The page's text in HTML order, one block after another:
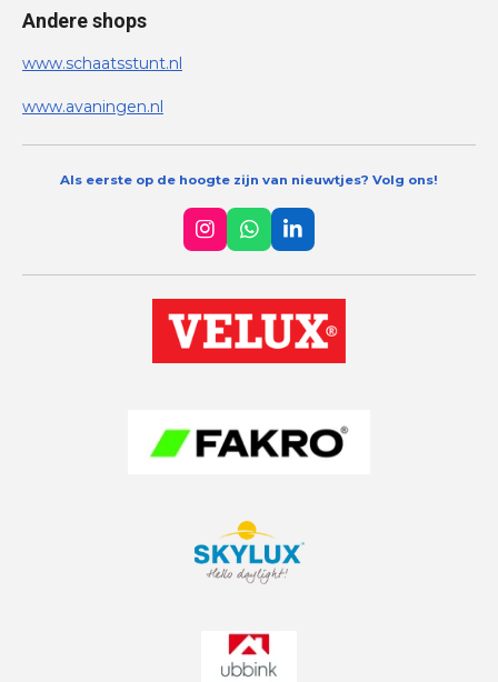
Andere shops
www.schaatsstunt.nl
www.avaningen.nl
Als eerste op de hoogte zijn van nieuwtjes? Volg ons!
I
n
s
t
a
g
W
h
a
t
s
A
L
i
n
k
e
d